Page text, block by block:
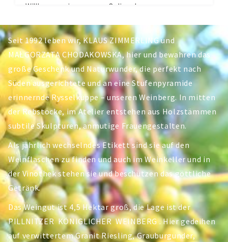
Willkommen in unserem Onlineshop, unserer
Weingut verfügbaren Weine,...
Seit 1992 leben wir, KLAUS ZIMMERLING und
MAŁGORZATA CHODAKOWSKA, hier und bewahren das
große Geschenk und Naturwunder, die perfekt nach
Süden ausgerichtete und an eine Stufenpyramide
erinnernde Rysselkuppe – unseren Weinberg. In mitten
der Rebstöcke, im Atelier entstehen aus Holzstämmen
subtile Skulpturen, anmutige Frauengestalten.
Als jährlich wechselndes Etikett sind sie auf den
Weinflaschen zu finden und auch im Weinkeller und in
der Vinothek stehen sie und beschützen das göttliche
Getränk.
Das Weingut ist 4,5 Hektar groß, die Lage ist der
PILLNITZER KÖNIGLICHER WEINBERG . Hier gedeihen
auf verwittertem Granit Riesling, Grauburgunder,